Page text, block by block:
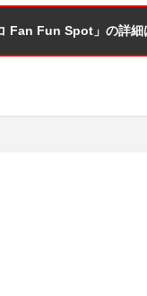
Fan Fun Spot」 の詳細